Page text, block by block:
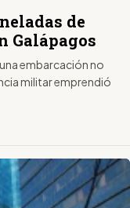
de
Galápagos
embarcación no
militar emprendió